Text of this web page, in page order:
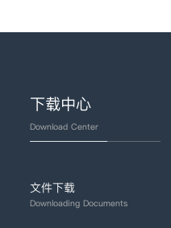
下载中心
Download Center
文件下载
Downloading Documents